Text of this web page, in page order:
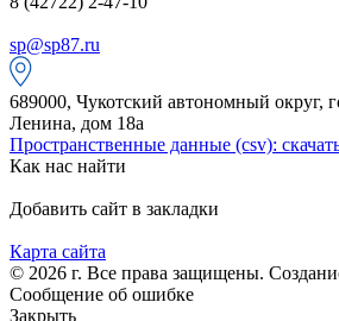
sp@sp87.ru
689000, Чукотский автономный округ,
Ленина, дом 18а
Пространственные данные (csv):
Как нас найти
Добавить сайт в закладки
Карта сайта
© 2026 г. Все права защищены.
Сообщение об ошибке
Закрыть